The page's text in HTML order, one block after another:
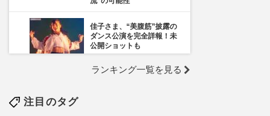
佳子さま、“美腹筋”披露の
ダンス公演を完全詳報！未
公開ショットも
《千葉市》路上喫煙「禁止
ランキング一覧を見る
注目のタグ